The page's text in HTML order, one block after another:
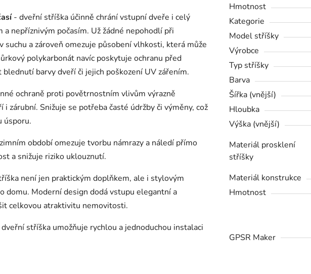
- dveřní stříška účinně chrání vstupní dveře i celý
nepříznivým počasím. Už žádné nepohodlí při
suchu a zároveň omezuje působení vlhkosti, která může
polykarbonát navíc poskytuje ochranu před
barvy dveří či jejich poškození UV zářením.
ochraně proti povětrnostním vlivům výrazně
zárubní. Snižuje se potřeba časté údržby či výměny, což
úsporu.
období omezuje tvorbu námrazy a náledí přímo
a snižuje riziko uklouznutí.
není jen praktickým doplňkem, ale i stylovým
domu. Moderní design dodá vstupu elegantní a
celkovou atraktivitu nemovitosti.
stříška umožňuje rychlou a jednoduchou instalaci
Hmotnost
Kategorie
Model stříšky
Výrobce
Typ stříšky
Barva
Šířka (vnější)
Hloubka
Výška (vnější)
Materiál prosklení
stříšky
Materiál konstrukce
Hmotnost
GPSR Maker